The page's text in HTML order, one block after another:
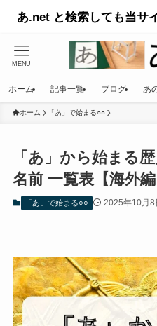
あ.net と検索しても当サ
MENU
ホーム 記事一覧 ブログ あ
ホーム 「あ」で始まる○○
「あ」から始まる
名前 一覧表【海外編
「あ」で始まる○○ 2025年10月8